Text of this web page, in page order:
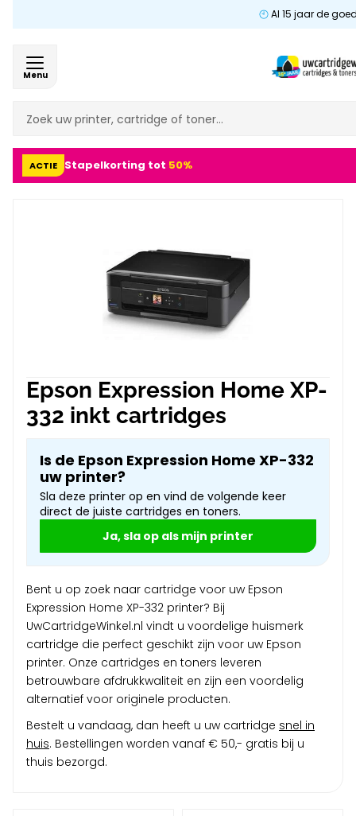
Al 15 jaar de
Menu
ACTIE Stapelkorting tot 50%
Epson Expression Home XP-
332 inkt cartridges
Is de Epson Expression Home XP-332
uw printer?
Sla deze printer op en vind de volgende keer
direct de juiste cartridges en toners.
Ja, sla op als mijn printer
Bent u op zoek naar cartridge voor uw Epson
Expression Home XP-332 printer? Bij
UwCartridgeWinkel.nl vindt u voordelige huismerk
cartridge die perfect geschikt zijn voor uw Epson
printer. Onze cartridges en toners leveren
betrouwbare afdrukkwaliteit en zijn een voordelig
alternatief voor originele producten.
Bestelt u vandaag, dan heeft u uw cartridge snel in
huis. Bestellingen worden vanaf € 50,- gratis bij u
thuis bezorgd.